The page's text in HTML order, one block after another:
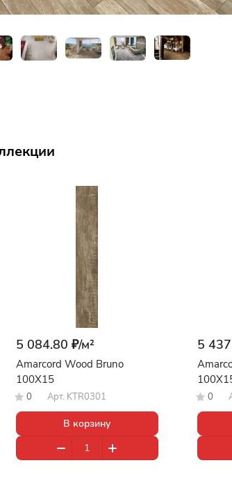
5 084.80 ₽/м²
Amarcord Wood Bruno
100X15
0 Арт. KTR0301
В корзину
5
0